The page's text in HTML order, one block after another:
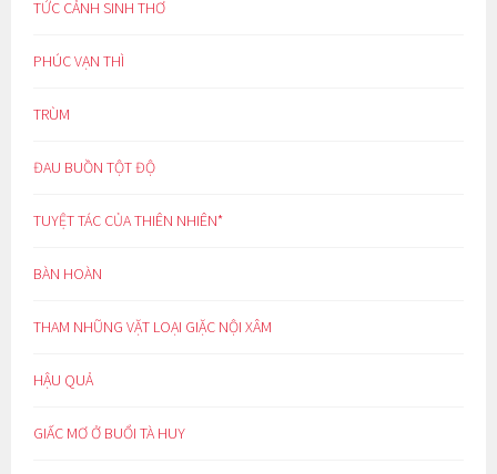
TỨC CẢNH SINH THƠ
PHÚC VẠN THÌ
TRÙM
ĐAU BUỒN TỘT ĐỘ
TUYỆT TÁC CỦA THIÊN NHIÊN*
BÀN HOÀN
THAM NHŨNG VẶT LOẠI GIẶC NỘI XÂM
HẬU QUẢ
GIẤC MƠ Ở BUỔI TÀ HUY